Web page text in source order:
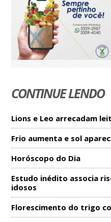
CONTINUE LENDO
Lions e Leo arrecadam
Frio aumenta e sol
Horóscopo do Dia
Estudo inédito associa
idosos
Florescimento do trigo